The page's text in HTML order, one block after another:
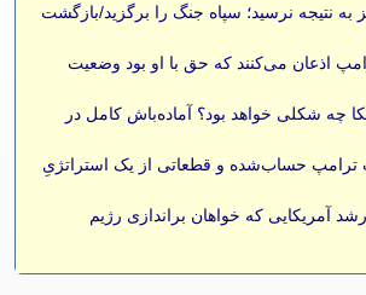
به نتیجه نرسید؛ سپاه جنگ را برگزید/بازگشت
اذعان می‌کنند که حق با او بود وضعیت
چه شکلی خواهد بود؟ آماده‌باش کامل در
ترامپ حساب‌شده و قطعاتی از یک استراتژیِ
آمریکایی که خواهان براندازی رژیم